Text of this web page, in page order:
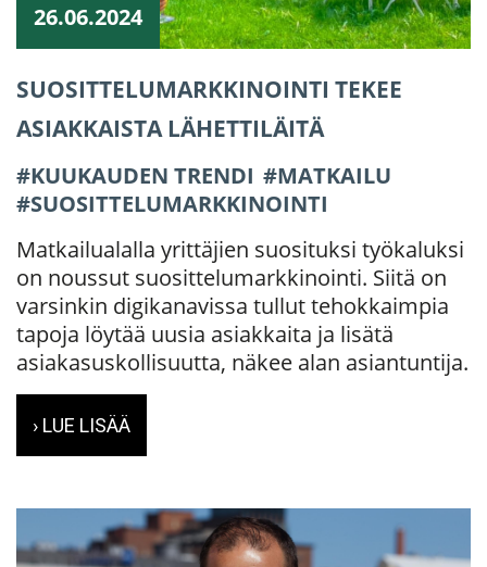
26.06.2024
SUOSITTELUMARKKINOINTI TEKEE
ASIAKKAISTA LÄHETTILÄITÄ
KUUKAUDEN TRENDI
MATKAILU
SUOSITTELUMARKKINOINTI
Matkailualalla yrittäjien suosituksi työkaluksi
on noussut suosittelumarkkinointi. Siitä on
varsinkin digikanavissa tullut tehokkaimpia
tapoja löytää uusia asiakkaita ja lisätä
asiakasuskollisuutta, näkee alan asiantuntija.
› LUE LISÄÄ